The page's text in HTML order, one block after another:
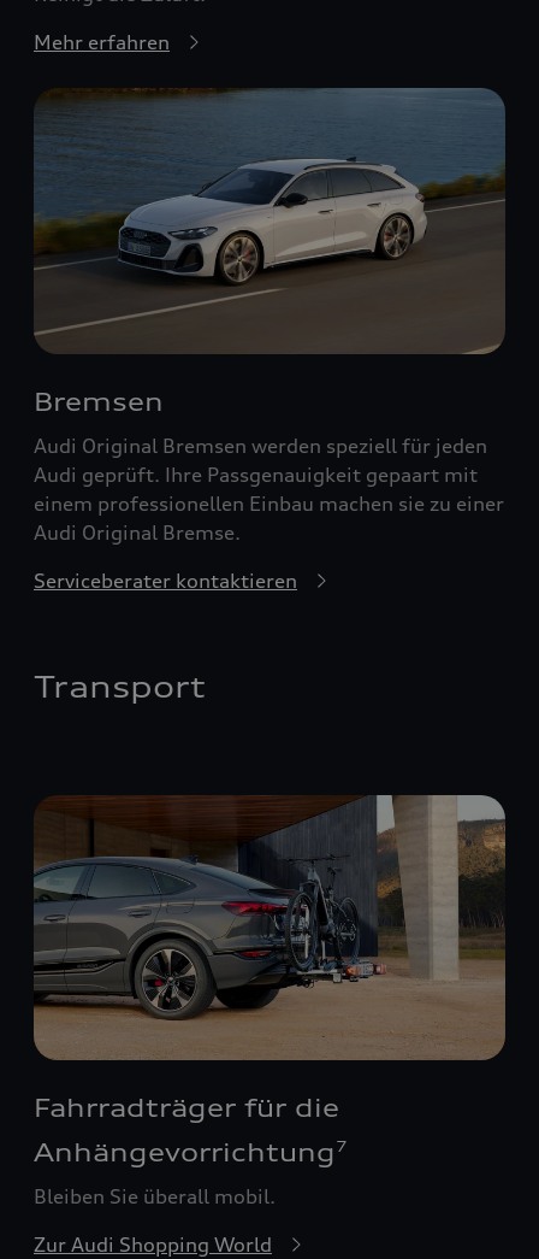
Mehr erfahren
Bremsen
Audi Original Bremsen werden speziell für jeden
Audi geprüft. Ihre Passgenauigkeit gepaart mit
einem professionellen Einbau machen sie zu einer
Audi Original Bremse.
Serviceberater kontaktieren
Transport
Fahrradträger für die
Anhängevorrichtung 7
Bleiben Sie überall mobil.
Zur Audi Shopping World